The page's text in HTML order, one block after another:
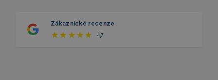
Zákaznické recenze
4,7